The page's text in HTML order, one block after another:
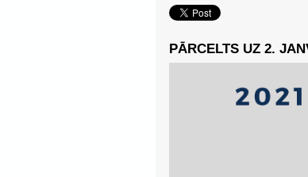
PĀRCELTS UZ 2.